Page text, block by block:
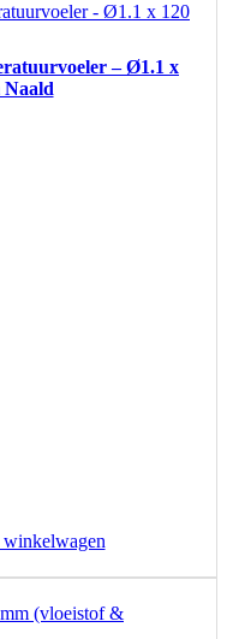
– Ø1.1 x
Naald
winkelwagen